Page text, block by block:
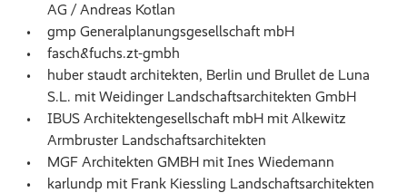
AG / Andreas Kotlan
gmp Generalplanungsgesellschaft mbH
fasch&fuchs.zt-gmbh
huber staudt architekten, Berlin und Brullet de Luna
S.L. mit Weidinger Landschaftsarchitekten GmbH
IBUS Architektengesellschaft mbH mit Alkewitz
Armbruster Landschaftsarchitekten
MGF Architekten GMBH mit Ines Wiedemann
karlundp mit Frank Kiessling Landschaftsarchitekten